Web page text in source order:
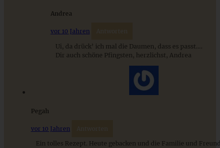
Mediterran gewürztes Gemüse auf cremigem Tahini-
Minz-Joghurt
Andrea
vor 10 Jahren Antworten
Ui, da drück’ ich mal die Daumen, dass es passt….
Dir auch schöne Pfingsten, herzlichst, Andrea
Pegah
vor 10 Jahren Antworten
Ein tolles Rezept. Heute gebacken und die Familie und